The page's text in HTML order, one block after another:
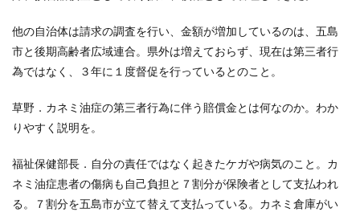
他の自治体は請求の調査を行い、金額が増加しているのは、五島
市と後期高齢者広域連合。県外は増えておらず、現在は第三者行
為ではなく、３年に１度督促を行っているとのこと。
草野．カネミ油症の第三者行為に伴う賠償金とは何なのか。わか
りやすく説明を。
福祉保健部長．自分の責任ではなく起きたケガや病気のこと。カ
ネミ油症患者の傷病も自己負担と７割分が保険者として支払われ
る。７割分を五島市が立て替えて支払っている。カネミ倉庫がい